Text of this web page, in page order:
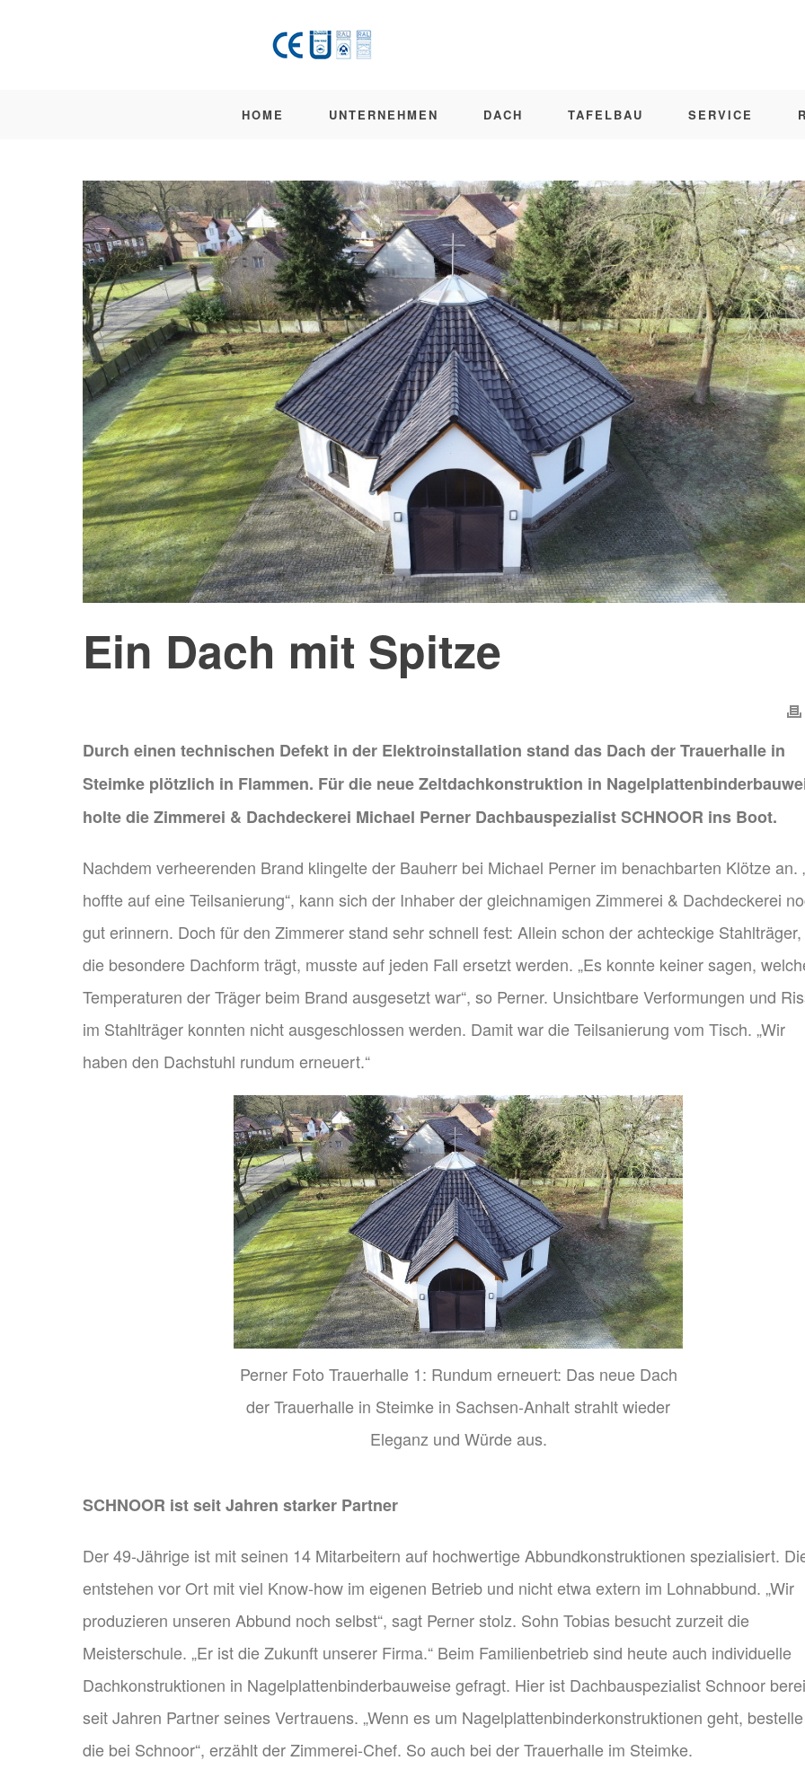
HOME UNTERNEHMEN DACH TAFELBAU SERVICE
Ein Dach mit Spitze
Durch einen technischen Defekt in der Elektroinstallation stand das Dach der Trauerhalle in
Steimke plötzlich in Flammen. Für die neue Zeltdachkonstruktion in
holte die Zimmerei & Dachdeckerei Michael Perner Dachbauspezialist SCHNOOR ins Boot.
Nachdem verheerenden Brand klingelte der Bauherr bei Michael Perner im benachbarten Klötze an.
hoffte auf eine Teilsanierung“, kann sich der Inhaber der gleichnamigen Zimmerei & Dachdeckerei
gut erinnern. Doch für den Zimmerer stand sehr schnell fest: Allein schon der achteckige
die besondere Dachform trägt, musste auf jeden Fall ersetzt werden. „Es konnte keiner sagen,
Temperaturen der Träger beim Brand ausgesetzt war“, so Perner. Unsichtbare Verformungen und
im Stahlträger konnten nicht ausgeschlossen werden. Damit war die Teilsanierung vom Tisch. „Wir
haben den Dachstuhl rundum erneuert.“
Perner Foto Trauerhalle 1: Rundum erneuert: Das neue Dach
der Trauerhalle in Steimke in Sachsen-Anhalt strahlt wieder
Eleganz und Würde aus.
SCHNOOR ist seit Jahren starker Partner
Der 49-Jährige ist mit seinen 14 Mitarbeitern auf hochwertige Abbundkonstruktionen spezialisiert.
entstehen vor Ort mit viel Know-how im eigenen Betrieb und nicht etwa extern im Lohnabbund. „Wir
produzieren unseren Abbund noch selbst“, sagt Perner stolz. Sohn Tobias besucht zurzeit die
Meisterschule. „Er ist die Zukunft unserer Firma.“ Beim Familienbetrieb sind heute auch individuelle
Dachkonstruktionen in Nagelplattenbinderbauweise gefragt. Hier ist Dachbauspezialist Schnoor
seit Jahren Partner seines Vertrauens. „Wenn es um Nagelplattenbinderkonstruktionen geht,
die bei Schnoor“, erzählt der Zimmerei-Chef. So auch bei der Trauerhalle im Steimke.